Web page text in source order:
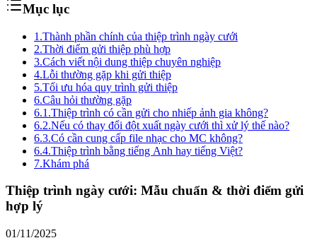
Mục lục
1.Thành phần chính của thiệp trình ngày cưới
2.Thời điểm gửi thiệp phù hợp
3.Cách viết nội dung thiệp chuyên nghiệp
4.Lỗi thường gặp khi gửi thiệp
5.Tối ưu hóa quy trình gửi thiệp
6.Câu hỏi thường gặp
6.1.Thiệp trình có cần gửi cho nhiếp ảnh gia không?
6.2.Nếu có thay đổi đột xuất ngày cưới thì xử lý thế nào?
6.3.Có cần cung cấp file nhạc cho MC không?
6.4.Thiệp trình bằng tiếng Anh hay tiếng Việt?
7.Khám phá
Thiệp trình ngày cưới: Mẫu chuẩn & thời điểm gửi
hợp lý
01/11/2025